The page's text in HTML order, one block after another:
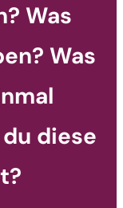
Was
Was
diese